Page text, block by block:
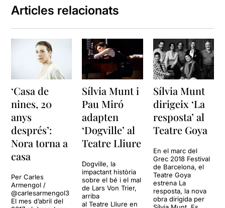
Articles relacionats
‘Casa de
nines, 20
anys
després’:
Nora torna a
casa
Per Carles
Armengol /
@carlesarmengol3
El mes d’abril del
Sílvia Munt i
Pau Miró
adapten
‘Dogville’ al
Teatre Lliure
Dogville, la
impactant història
sobre el bé i el mal
de Lars Von Trier,
arriba
al Teatre Lliure en
Sílvia Munt
dirigeix ‘La
resposta’ al
Teatre Goya
En el marc del
Grec 2018 Festival
de Barcelona, el
Teatre Goya
estrena La
resposta, la nova
obra dirigida per